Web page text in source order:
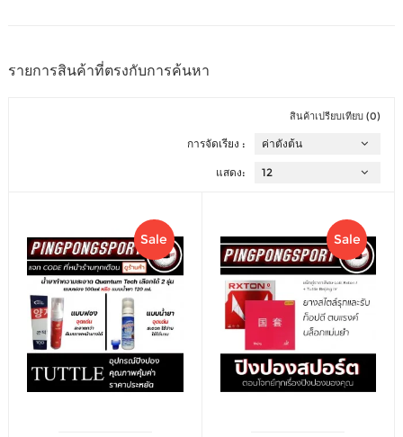
รายการสินค้าที่ตรงกับการค้นหา
สินค้าเปรียบเทียบ (0)
การจัดเรียง :
แสดง:
Sale Sale